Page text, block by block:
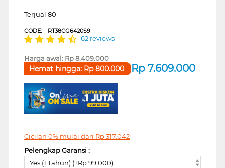
Terjual 80
CODE: RT38CG6420S9
62 reviews
Harga awal:Rp8.409.000
Rp 7.609.000
Hemat hingga: Rp800.000
Cicilan 0% mulai dari Rp317.042
Pelengkap Garansi :
Yes (1 Tahun) (+Rp 99.000)